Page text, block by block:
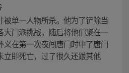
被单一人物所杀。他为了铲除当
大门派挑战，随后将他们聚在一
义在第一次夜闯唐门时中了唐门
立即死亡，过了很久还跟其他